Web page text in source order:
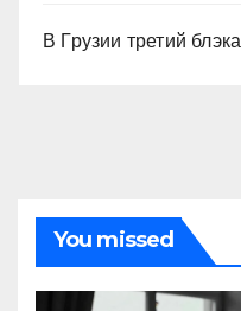
В Грузии третий
You missed